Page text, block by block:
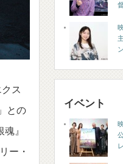
ス
との
』
ー・
イベント